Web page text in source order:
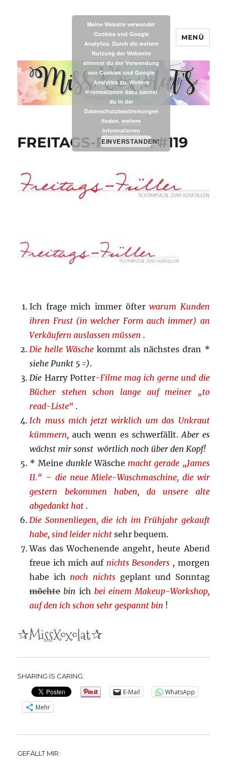
MissXoxolat's
MENÜ
FREITAGS-FÜLLER #119
Ich frage mich immer öfterwarum Kunden
ihren Frust (in welcher Form auch immer) an
Verkäufern auslassen müssen .
Die helle Wäschekommt als nächstes dran *
siehe Punkt 5 =).
Die Harry Potter-Filme mag ich gerne und die
Bücher stehen schon lange auf meiner „to
read-Liste“ .
Ich muss mich jetzt wirklich um das Unkraut
kümmern, auch wenn es schwerfällt.Aber es
wächst mir sonst wörtlich noch über den Kopf!
* Meine dunkleWäsche macht gerade „James
II.“ – die neue Miele-Waschmaschine, die wir
gestern bekommen haben, da unsere alte
abgedankt hat .
Die Sonnenliegen, die ich im Frühjahr gekauft
habe, sind leider nicht sehr bequem.
Was das Wochenende angeht, heute Abend
freue ich mich auf nichts Besonders, morgen
habe ich noch nichts geplant und Sonntag
möchte bin ich bei einem Makeup-Workshop,
auf den ich schon sehr gespannt bin !
SHARING IS CARING:
E-Mail
WhatsApp
Mehr
GEFÄLLT MIR:
Meine Website verwendet
Cookies und Google
Analytics. Durch die weitere
Nutzung der Webseite
stimmst du der Verwendung
von Cookies und Google
Analytics zu. Weitere
Informationen dazu kannst
du in der
Datenschutzbestimmungen
finden. weitere
Informationen
EINVERSTANDEN!